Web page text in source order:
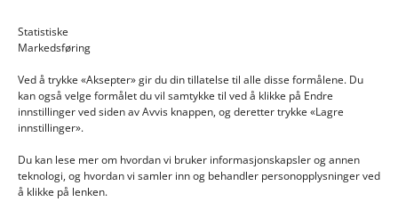
Statistiske
Markedsføring
Ved å trykke «Aksepter» gir du din tillatelse til alle disse formålene. Du
kan også velge formålet du vil samtykke til ved å klikke på Endre
innstillinger ved siden av Avvis knappen, og deretter trykke «Lagre
innstillinger».
Du kan lese mer om hvordan vi bruker informasjonskapsler og annen
teknologi, og hvordan vi samler inn og behandler personopplysninger ved
å klikke på lenken.
INFORMASJON